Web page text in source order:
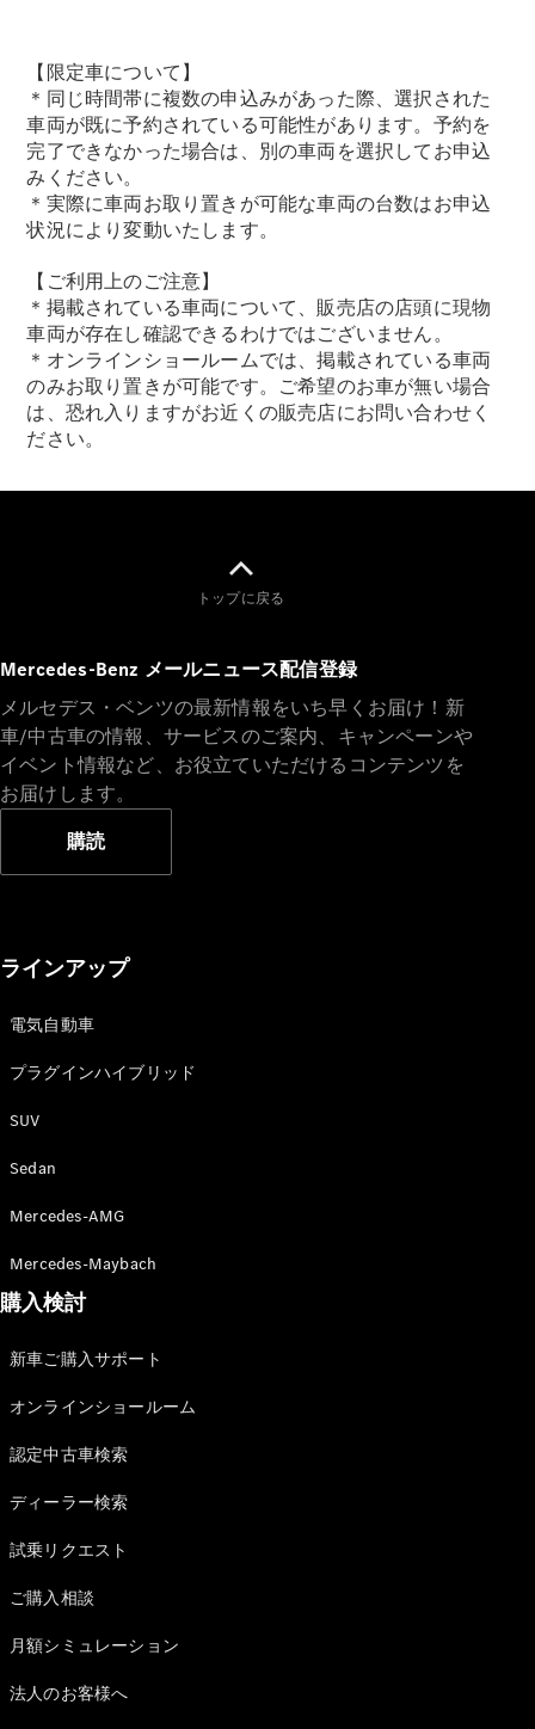
【限定車について】
＊同じ時間帯に複数の申込みがあった際、選択された
車両が既に予約されている可能性があります。予約を
完了できなかった場合は、別の車両を選択してお申込
みください。
＊実際に車両お取り置きが可能な車両の台数はお申込
状況により変動いたします。
【ご利用上のご注意】
＊掲載されている車両について、販売店の店頭に現物
車両が存在し確認できるわけではございません。
＊オンラインショールームでは、掲載されている車両
のみお取り置きが可能です。ご希望のお車が無い場合
は、恐れ入りますがお近くの販売店にお問い合わせく
ださい。
トップに戻る
Mercedes-Benz メールニュース配信登録
メルセデス・ベンツの最新情報をいち早くお届け！新
車/中古車の情報、サービスのご案内、キャンペーンや
イベント情報など、お役立ていただけるコンテンツを
お届けします。
購読
ラインアップ
電気自動車
プラグインハイブリッド
SUV
Sedan
Mercedes-AMG
Mercedes-Maybach
購入検討
新車ご購入サポート
オンラインショールーム
認定中古車検索
ディーラー検索
試乗リクエスト
ご購入相談
月額シミュレーション
法人のお客様へ